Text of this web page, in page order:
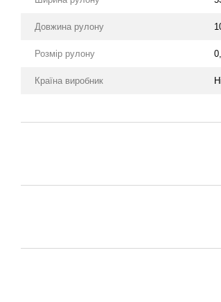
Довжина рулону
Розмір рулону
Країна виробник